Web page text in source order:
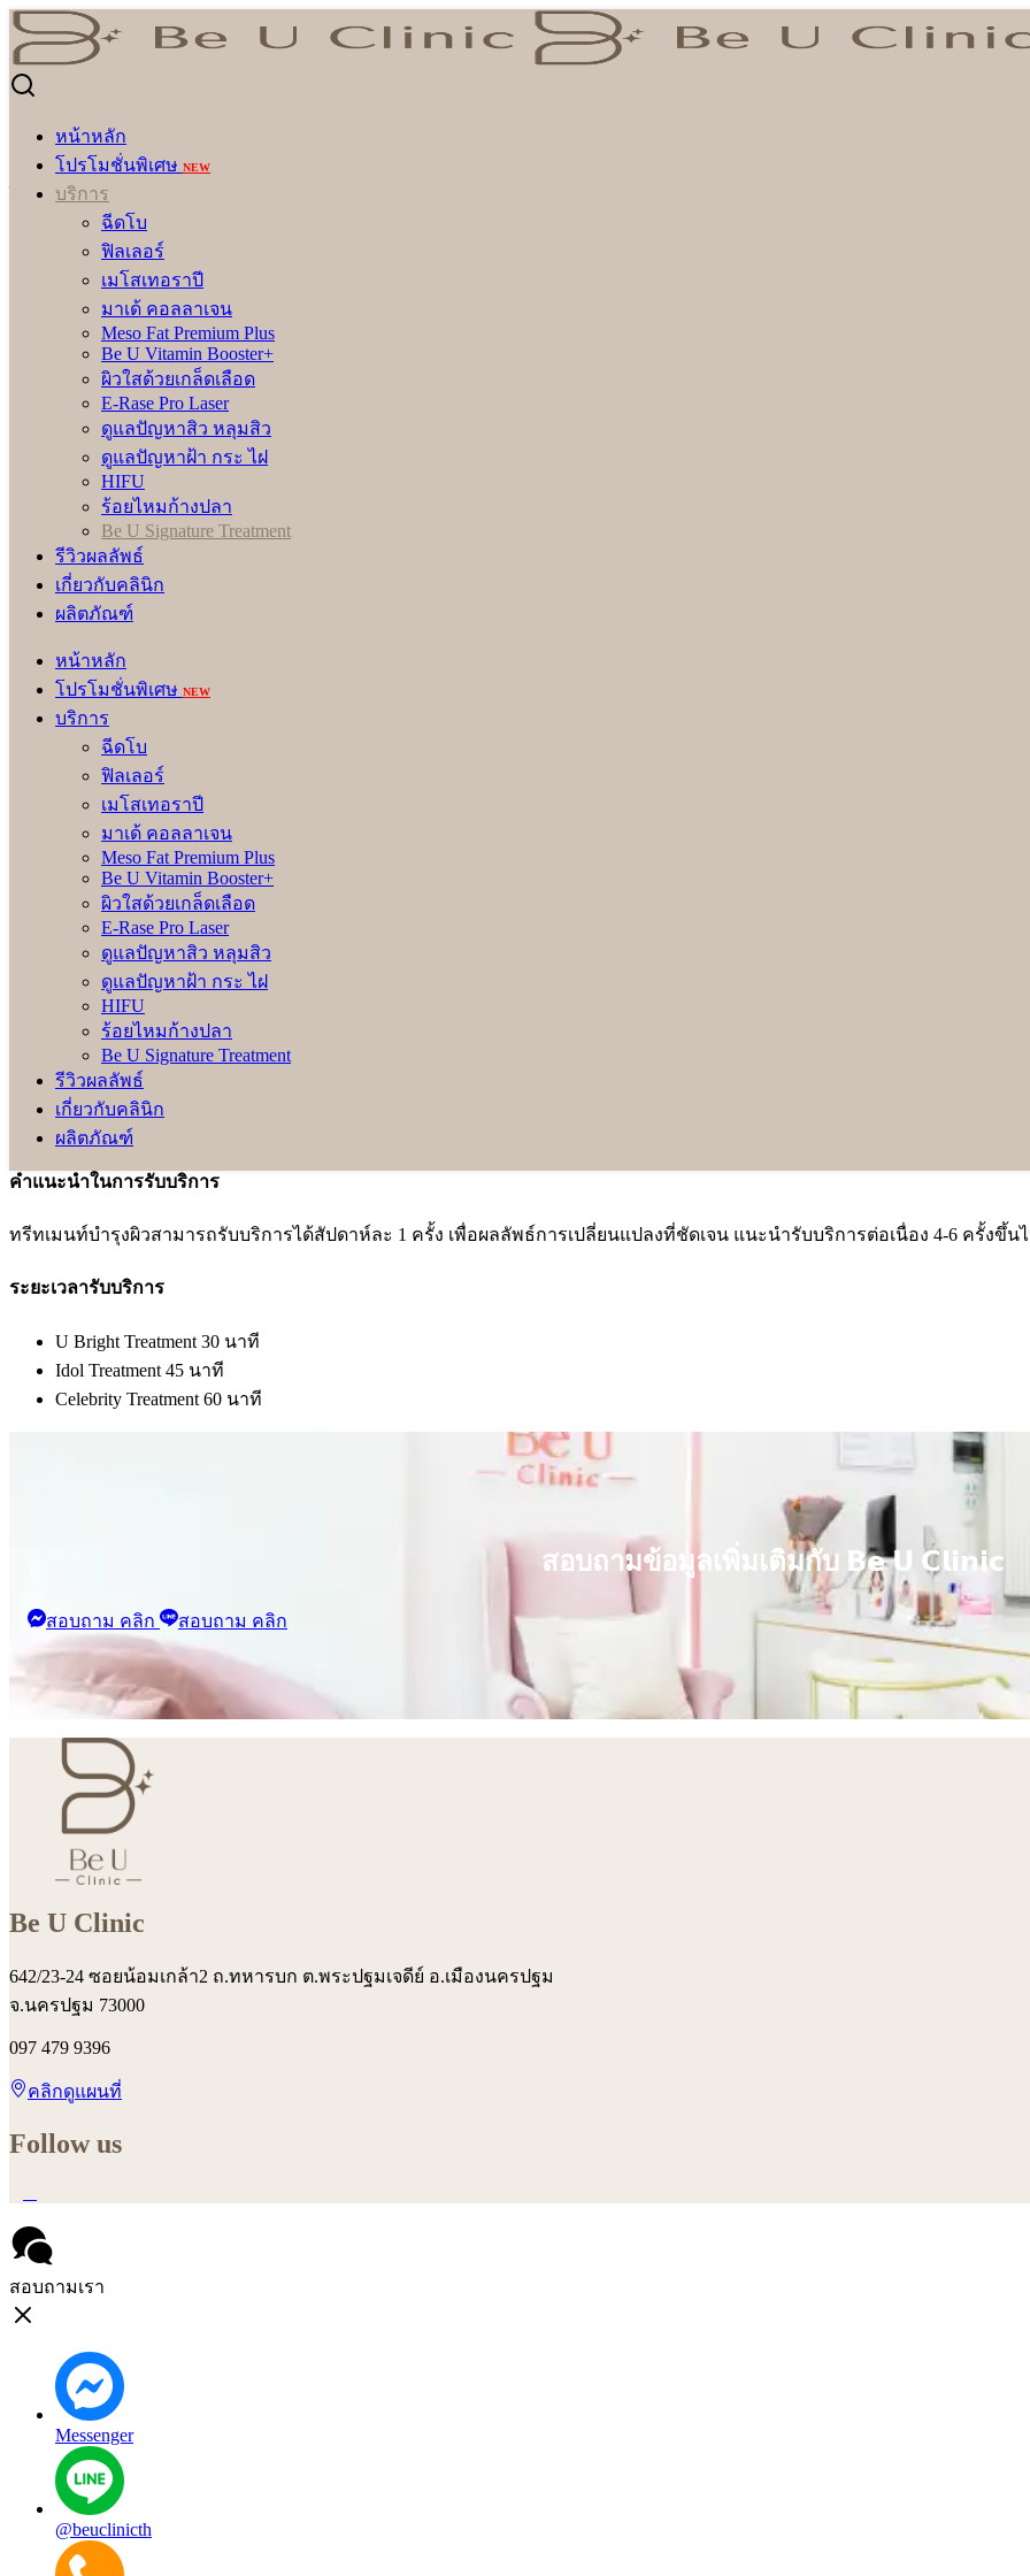
Skip
content
หน้าหลัก
โปรโมชั่นพิเศษ NEW
บริการ
ฉีดโบ
ฟิลเลอร์
เมโสเทอราปี
มาเด้ คอลลาเจน
Meso Fat Premium Plus
Be U Vitamin Booster+
ผิวใสด้วยเกล็ดเลือด
E-Rase Pro Laser
ดูแลปัญหาสิว หลุมสิว
ดูแลปัญหาฝ้า กระ ไฝ
HIFU
ร้อยไหมก้างปลา
Be U Signature Treatment
รีวิวผลลัพธ์
เกี่ยวกับคลินิก
ผลิตภัณฑ์
หน้าหลัก
โปรโมชั่นพิเศษ NEW
บริการ
ฉีดโบ
ฟิลเลอร์
เมโสเทอราปี
มาเด้ คอลลาเจน
Meso Fat Premium Plus
Be U Vitamin Booster+
ผิวใสด้วยเกล็ดเลือด
E-Rase Pro Laser
ดูแลปัญหาสิว หลุมสิว
ดูแลปัญหาฝ้า กระ ไฝ
HIFU
ร้อยไหมก้างปลา
Be U Signature Treatment
รีวิวผลลัพธ์
เกี่ยวกับคลินิก
ผลิตภัณฑ์
Search
for:
Search
Be U Signature Treatment
Be U Signature Treatment
รีวิวโปรแกรม
* คลิกนิกได้รับอนุญาตจากผู้เข้ารับบริการแล้ว
ทรีทเมนท์ สูตรพิเศษจาก Be U Clinic ที่รวบรวมขั้นตอนการปรนนิบัติผิวอย่างครบถ้วน และ Organic Vitamin หลากหลายชนิดที่ผ่า
ของผู้เข้ารับบริการแต่ละคน อีกทั้งยังบำรุงล้ำลึกถึงชั้นเซลล์ผิว ด้วยเครื่องผลักวิตามิน ที่สามารถนำส่งตัวยาลงลึกกว่าการทาครีมโ
ฟื้นฟูผิวที่เสียให้กลับมาอิ่มน้ำ ชุ่มชื้น ปรับความสมดุลให้ผิว พร้อมปรับให้ผิวกลับมาดูกระจ่างใสอีกครั้ง
1. U Bright Treatment
บำรุง และฟื้นฟูความสมดุลผิวอย่างเข้มข้น ในช่วงเวลาเร่งรีบให้ผิวกลับมาแลดูกระจ่างใสอีกครั้ง
เติม Organic Vitamin ตามสภาพปัญหาผิว
Cryotherapy ช่วยปลอบประโลมผิว และกระชับรูขุมขนบนใบหน้า
U Bright mask มาร์กหน้าเพิ่มความชุ่มชื่น พร้อมปรับผิวให้กระจ่างใส
2. Idol Treatment
ให้การบำรุง และฟื้นฟูถึงโครงสร้างผิวระดับเซลล์ ด้วยการดีท็อกซ์ล้างสารพิษเพื่อให้ผิวดูดซับความชุ่มชื้นได้ดีขึ้น พร้อมด้วยวิตามิ
สไตล์สาวเกาหลี
เติม Premium Organic Vitamin ตามสภาพปัญหาผิว
Phonophoresis ผลักวิตามินให้ผิวอย่างล้ำลึก
Cryotherapy ช่วยปลอบประโลมผิว และกระชับรูขุมขนบนใบหน้า
Idol mask มาร์กหน้าเพิ่มความชุ่มชื่น พร้อมปรับผิวให้กร่างใสแบบไอดอล
3. Celebrity Treatment
โปรแกรมทรีทเมนท์ที่มีชื่อเสียง และดีที่สุดตามแบบฉบับ Be U Clinic บำรุงผิวพรรณอย่างล้ำลึก พร้อมเสริมด้วยการนวดกดจุดบนใ
กระตุ้นระบบไหลเวียนโลหิต ช่วยให้ผิวหน้าสดใสเปล่งปลั่ง ยกกระชับ และลดเลือนริ้วรอย
เติม Premium Organic Vitamin ตามสภาพปัญหาผิว
Phonophoresis ผลักวิตามินให้กับผิวอย่างล้ำลึก
Cryotherapy ช่วยปลอบประโลมผิวและกระชับรูขุมขนบนใบหน้า
นวดกดจุด 18 ขั้นตอนด้วยเทคนิคพิเศษของ Be U Clinic ยกกระชับและกระตุ้นระบบไหลเวียนโลหิต
Celebrity mask พรีเมียมมาร์กกระชับผิว เติมความชุ่มชื่น และเพิ่มความกระจ่างใสให้ผิวสวยแบบเซเลบริตี้
O2 Jet เติมออกซิเจนให้ผิวกลับมาสดชื่น และดูสดใสยิ่งขึ้น
คำแนะนำในการรับบริการ
ทรีทเมนท์บำรุงผิวสามารถรับบริการได้สัปดาห์ละ 1 ครั้ง เพื่อผลลัพธ์การเปลี่ยนแปลงที่ชัดเจน แนะนำรับบริการต่อเนื่อง 4-6 ครั้งขึ้น
ระยะเวลารับบริการ
U Bright Treatment 30 นาที
Idol Treatment 45 นาที
Celebrity Treatment 60 นาที
สอบถามข้อมูลเพิ่มเติมกับ 𝗕𝗲 𝗨 𝗖𝗹𝗶𝗻𝗶𝗰
สอบถาม คลิก สอบถาม คลิก
Be U Clinic
642/23-24 ซอยน้อมเกล้า2 ถ.ทหารบก ต.พระปฐมเจดีย์ อ.เมืองนครปฐม
จ.นครปฐม 73000
097 479 9396
คลิกดูแผนที่
Follow us
สอบถามเรา
Messenger
@beuclinicth